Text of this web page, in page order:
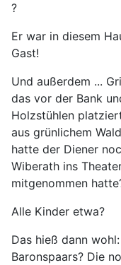
?
Er war in diesem
Gast!
Und außerdem ...
das vor der Bank
Holzstühlen
aus grünlichem
hatte der Diener
Wiberath ins
mitgenommen
Alle Kinder etwa?
Das hieß dann
Baronspaars? Die